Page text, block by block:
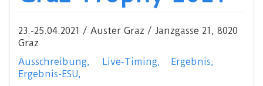
23.-25.04.2021 / Auster Graz / Janzgasse 21, 8020
Graz
Ausschreibung,
Live-Timing,
Ergebnis,
Ergebnis-ESU,